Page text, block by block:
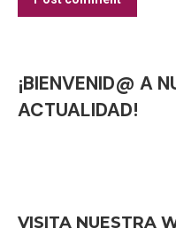
¡BIENVENID@ A
ACTUALIDAD!
VISITA NUESTRA